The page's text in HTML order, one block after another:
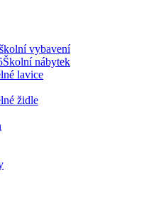
vybavení
Školní nábytek
lavice
židle